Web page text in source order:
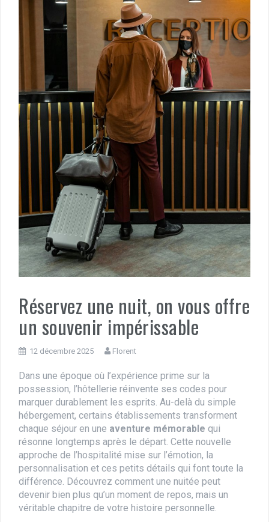
Réservez une nuit, on vous offre
un souvenir impérissable
12 décembre 2025 Florent
Dans une époque où l’expérience prime sur la
possession, l’hôtellerie réinvente ses codes pour
marquer durablement les esprits. Au-delà du simple
hébergement, certains établissements transforment
chaque séjour en une aventure mémorable qui
résonne longtemps après le départ. Cette nouvelle
approche de l’hospitalité mise sur l’émotion, la
personnalisation et ces petits détails qui font toute la
différence. Découvrez comment une nuitée peut
devenir bien plus qu’un moment de repos, mais un
véritable chapitre de votre histoire personnelle.